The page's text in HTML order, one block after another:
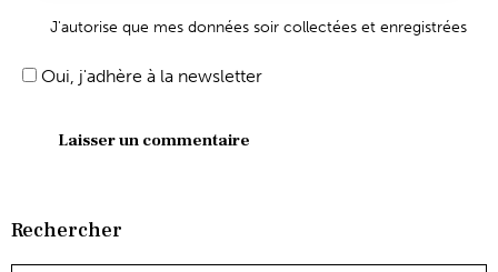
J'autorise que mes données soir collectées et enregistrées
Oui, j'adhère à la newsletter
Rechercher